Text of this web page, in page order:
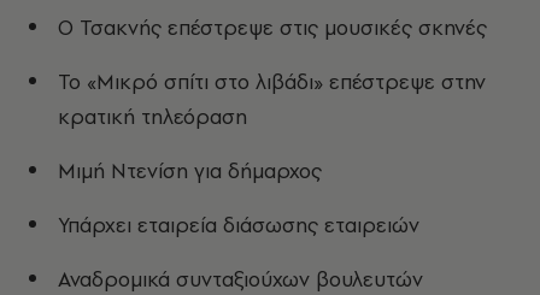
Ο Τσακνής επέστρεψε στις μουσικές σκηνές
Το «Μικρό σπίτι στο λιβάδι» επέστρεψε στην
κρατική τηλεόραση
Μιμή Ντενίση για δήμαρχος
Υπάρχει εταιρεία διάσωσης εταιρειών
Αναδρομικά συνταξιούχων βουλευτών